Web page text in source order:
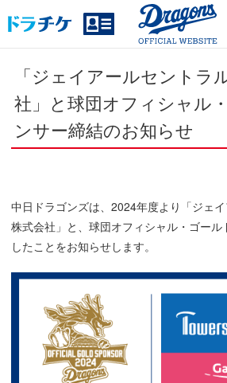
「ジェイアールセントラ
社」と球団オフィシャル
ンサー締結のお知らせ
中日ドラゴンズは、2024年度より「ジェ
株式会社」と、球団オフィシャル・ゴー
したことをお知らせします。